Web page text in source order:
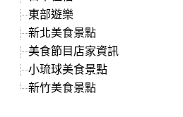
東部遊樂
新北美食景點
美食節目店家資訊
小琉球美食景點
新竹美食景點